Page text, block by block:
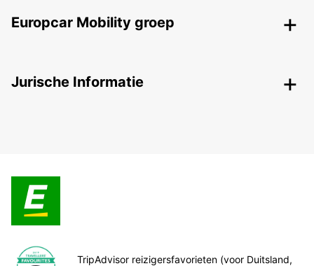
Europcar Mobility groep
Jurische Informatie
TripAdvisor reizigersfavorieten (voor Duitsland,